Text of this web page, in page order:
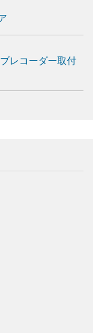
レコーダー取付